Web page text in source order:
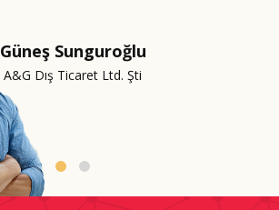
Güneş Sunguroğlu
A&G Dış Ticaret Ltd. Şti